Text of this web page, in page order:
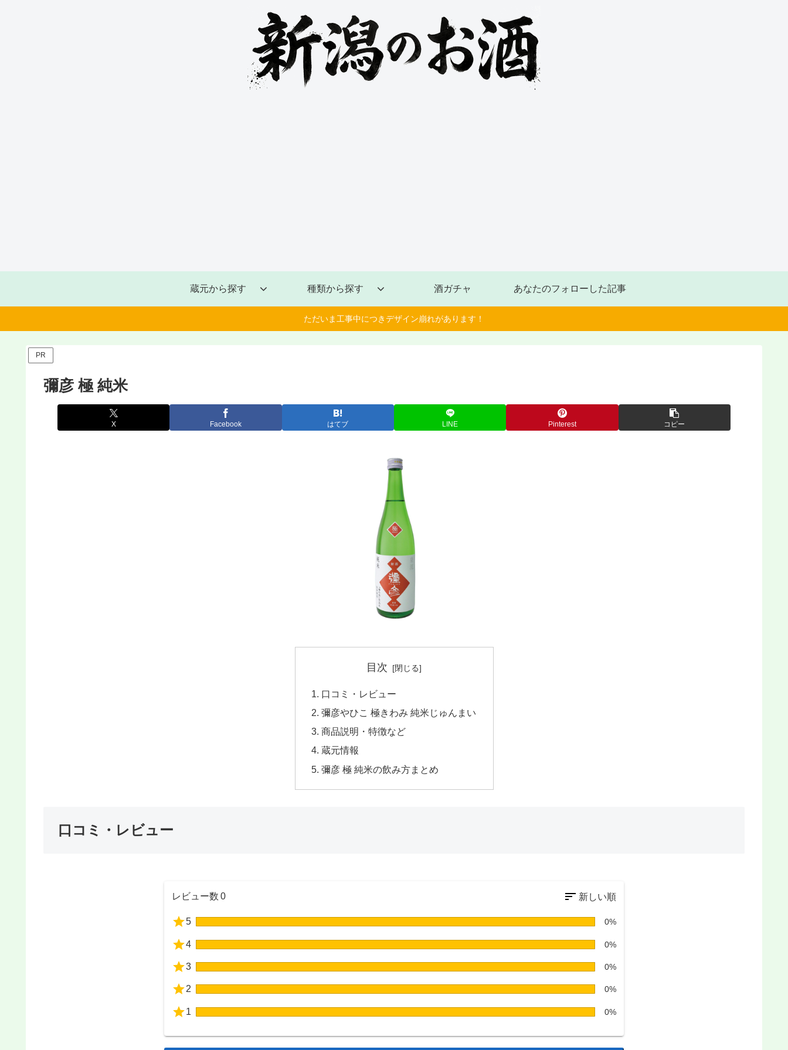
蔵元から探す 種類から探す 酒ガチャ あなたのフォローした記事
ただいま工事中につきデザイン崩れがあります！
PR
彌彦 極 純米
X Facebook はてブ LINE Pinterest コピー
目次
口コミ・レビュー
彌彦やひこ 極きわみ 純米じゅんまい
商品説明・特徴など
蔵元情報
彌彦 極 純米の飲み方まとめ
口コミ・レビュー
レビュー数 0
5 0%
4 0%
3 0%
2 0%
1 0%